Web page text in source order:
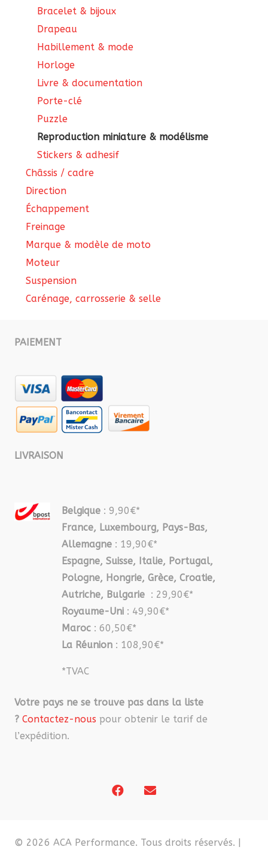
Bracelet & bijoux
Drapeau
Habillement & mode
Horloge
Livre & documentation
Porte-clé
Puzzle
Reproduction miniature & modélisme
Stickers & adhesif
Châssis / cadre
Direction
Échappement
Freinage
Marque & modèle de moto
Moteur
Suspension
Carénage, carrosserie & selle
PAIEMENT
LIVRAISON
Belgique : 9,90€*
France, Luxembourg, Pays-Bas,
Allemagne : 19,90€*
Espagne, Suisse, Italie, Portugal,
Pologne, Hongrie, Grèce, Croatie,
Autriche, Bulgarie : 29,90€*
Royaume-Uni : 49,90€*
Maroc : 60,50€*
La Réunion : 108,90€*
*TVAC
Votre pays ne se trouve pas dans la liste
? Contactez-nous pour obtenir le tarif de
l’expédition.
© 2026 ACA Performance. Tous droits réservés. |